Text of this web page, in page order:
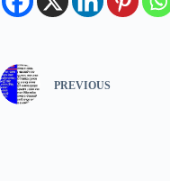
PREVIOUS